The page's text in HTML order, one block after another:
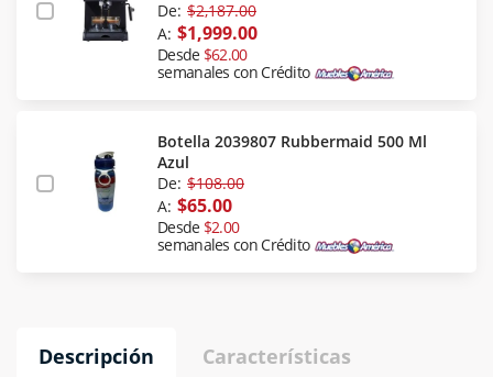
De: $2,187.00
A: $1,999.00
Desde $62.00
semanales con Crédito
Botella 2039807 Rubbermaid 500 Ml
Azul
De: $108.00
A: $65.00
Desde $2.00
semanales con Crédito
Descripción Características